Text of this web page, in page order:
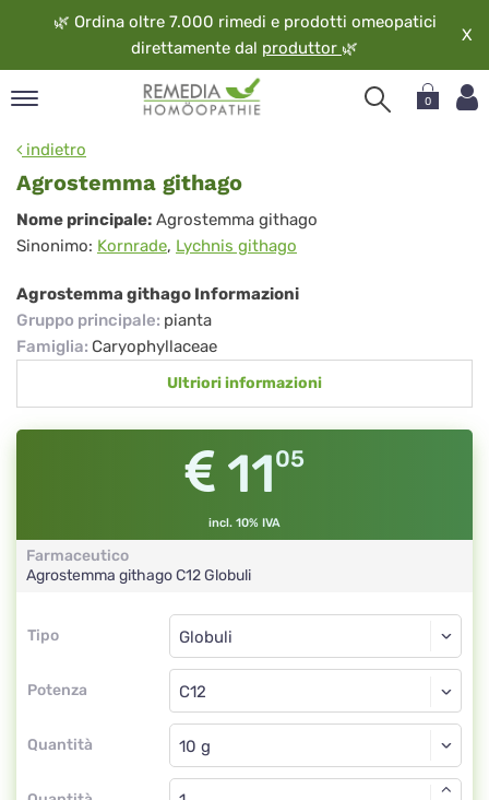
🌿 Ordina oltre 7.000 rimedi e prodotti omeopatici
direttamente dal produttor 🌿
X
0
indietro
Agrostemma githago
Agrostemma
githago
Nome principale: Agrostemma githago
Sinonimo: Kornrade, Lychnis githago
Agrostemma githago Informazioni
Gruppo principale: pianta
Famiglia: Caryophyllaceae
Ultriori informazioni
1105
incl. 10% IVA
Farmaceutico
Agrostemma githagoC12Globuli
Tipo
Tipo
Potenza
Globuli
C12
Quantità
Globuli